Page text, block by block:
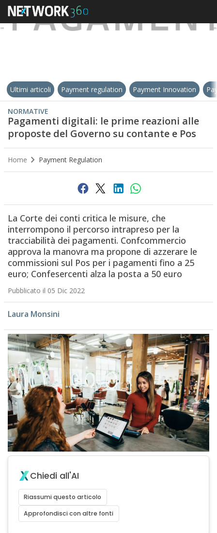
Ultimi articoli Payment regulation Payment Innovation
NORMATIVE
Pagamenti digitali: le prime reazioni alle
proposte del Governo su contante e Pos
Home Payment Regulation
La Corte dei conti critica le misure, che
interrompono il percorso intrapreso per la
tracciabilità dei pagamenti. Confcommercio
approva la manovra ma propone di azzerare le
commissioni sul Pos per i pagamenti fino a 25
euro; Confesercenti alza la posta a 50 euro
Pubblicato il 05 Dic 2022
Laura Monsini
Chiedi all'AI
Riassumi questo articolo
Approfondisci con altre fonti